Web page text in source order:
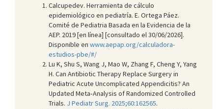
Calcupedev. Herramienta de cálculo
epidemiológico en pediatría. E. Ortega Páez.
Comité de Pediatria Basada en la Evidencia de la
AEP. 2019 [en línea] [consultado el 30/06/2026].
Disponible en www.aepap.org/calculadora-
estudios-pbe/#/
Lu K, Shu S, Wang J, Mao W, Zhang F, Cheng Y, Yang
H. Can Antibiotic Therapy Replace Surgery in
Pediatric Acute Uncomplicated Appendicitis? An
Updated Meta‑Analysis of Randomized Controlled
Trials. J Pediatr Surg. 2025;60:162565.